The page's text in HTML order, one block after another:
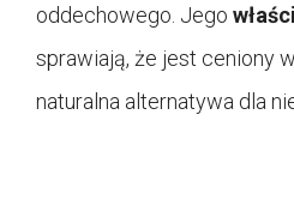
oddechowego. Jego
sprawiają, że jest ceniony
naturalna alternatywa dla